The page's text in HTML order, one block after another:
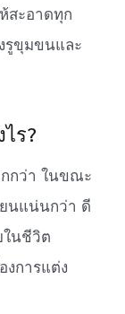
สะอาดทุก
รูขุมขนและ
ร?
กว่า ในขณะ
นแน่นกว่า ดี
ในชีวิต
การแต่ง